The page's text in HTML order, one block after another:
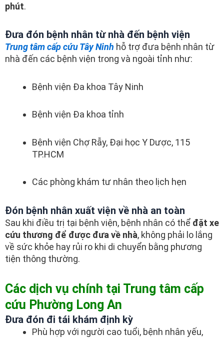
phút.
Đưa đón bệnh nhân từ nhà đến bệnh viện
Trung tâm cấp cứu Tây Ninh hỗ trợ đưa bệnh nhân từ
nhà đến các bệnh viện trong và ngoài tỉnh như:
Bệnh viện Đa khoa Tây Ninh
Bệnh viện Đa khoa tỉnh
Bệnh viện Chợ Rẫy, Đại học Y Dược, 115
TP.HCM
Các phòng khám tư nhân theo lịch hẹn
Đón bệnh nhân xuất viện về nhà an toàn
Sau khi điều trị tại bệnh viện, bệnh nhân có thể đặt xe
cứu thương để được đưa về nhà, không phải lo lắng
về sức khỏe hay rủi ro khi di chuyển bằng phương
tiện thông thường.
Các dịch vụ chính tại Trung tâm cấp
cứu Phường Long An
Đưa đón đi tái khám định kỳ
Phù hợp với người cao tuổi, bệnh nhân yếu,